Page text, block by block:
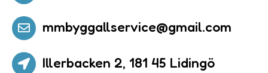
 mmbyggallservice@gmail.com
 Illerbacken 2, 181 45 Lidingö